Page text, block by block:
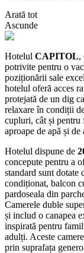
Arată tot
Ascunde
Hotelul CAPITOL,
potrivite pentru o
poziționării sale
hotelul oferă acces
protejată de un dig
relaxare în condiții
cupluri, cât și pentru
aproape de apă și
Hotelul dispune de
concepute pentru a
standard sunt dotate
condiționat, balcon
pardoseala din
Camerele duble
și includ o canapea
inspirată pentru
adulți. Aceste
prin suprafața